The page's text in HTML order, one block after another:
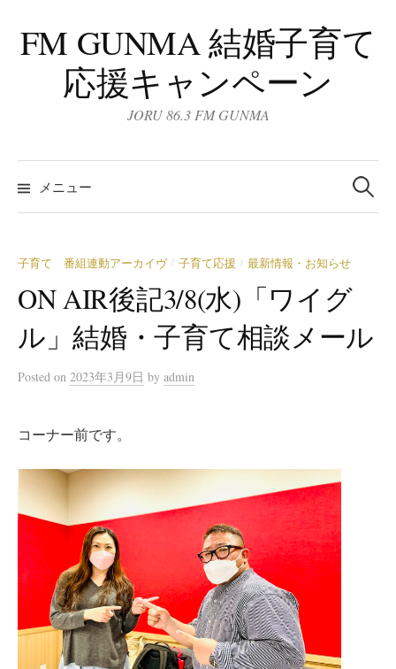
ン
テ
FM GUNMA 結婚子育て
応援キャンペーン
JORU 86.3 FM GUNMA
メニュー
検
索:
子育て 番組連動アーカイヴ / 子育て応援 / 最新情報・お知らせ
ON AIR後記3/8(水)「ワイグ
ル」結婚・子育て相談メール
Posted on 2023年3月9日 by admin
コーナー前です。